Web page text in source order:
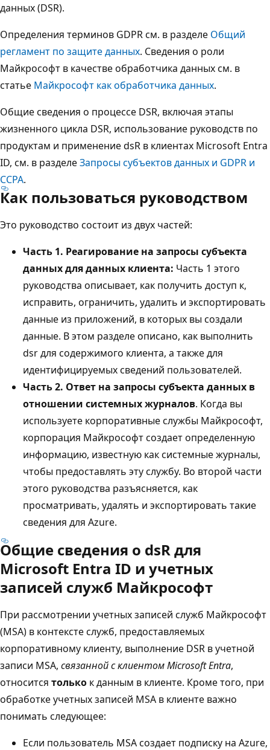
данных (DSR).
Определения терминов GDPR см. в разделе Общий
регламент по защите данных. Сведения о роли
Майкрософт в качестве обработчика данных см. в
статье Майкрософт как обработчика данных.
Общие сведения о процессе DSR, включая этапы
жизненного цикла DSR, использование руководств по
продуктам и применение dsR в клиентах Microsoft Entra
ID, см. в разделеЗапросы субъектов данных и GDPR и
CCPA.
Как пользоваться руководством
Это руководство состоит из двух частей:
Часть 1. Реагирование на запросы субъекта
данных для данных клиента: Часть 1 этого
руководства описывает, как получить доступ к,
исправить, ограничить, удалить и экспортировать
данные из приложений, в которых вы создали
данные. В этом разделе описано, как выполнить
dsr для содержимого клиента, а также для
идентифицируемых сведений пользователей.
Часть 2. Ответ на запросы субъекта данных в
отношении системных журналов. Когда вы
используете корпоративные службы Майкрософт,
корпорация Майкрософт создает определенную
информацию, известную как системные журналы,
чтобы предоставлять эту службу. Во второй части
этого руководства разъясняется, как
просматривать, удалять и экспортировать такие
сведения для Azure.
Общие сведения о dsR для
Microsoft Entra ID и учетных
записей служб Майкрософт
При рассмотрении учетных записей служб Майкрософт
(MSA) в контексте служб, предоставляемых
корпоративному клиенту, выполнение DSR в учетной
записи MSA, связанной с клиентом Microsoft Entra,
относится только к данным в клиенте. Кроме того, при
обработке учетных записей MSA в клиенте важно
понимать следующее:
Если пользователь MSA создает подписку на Azure,